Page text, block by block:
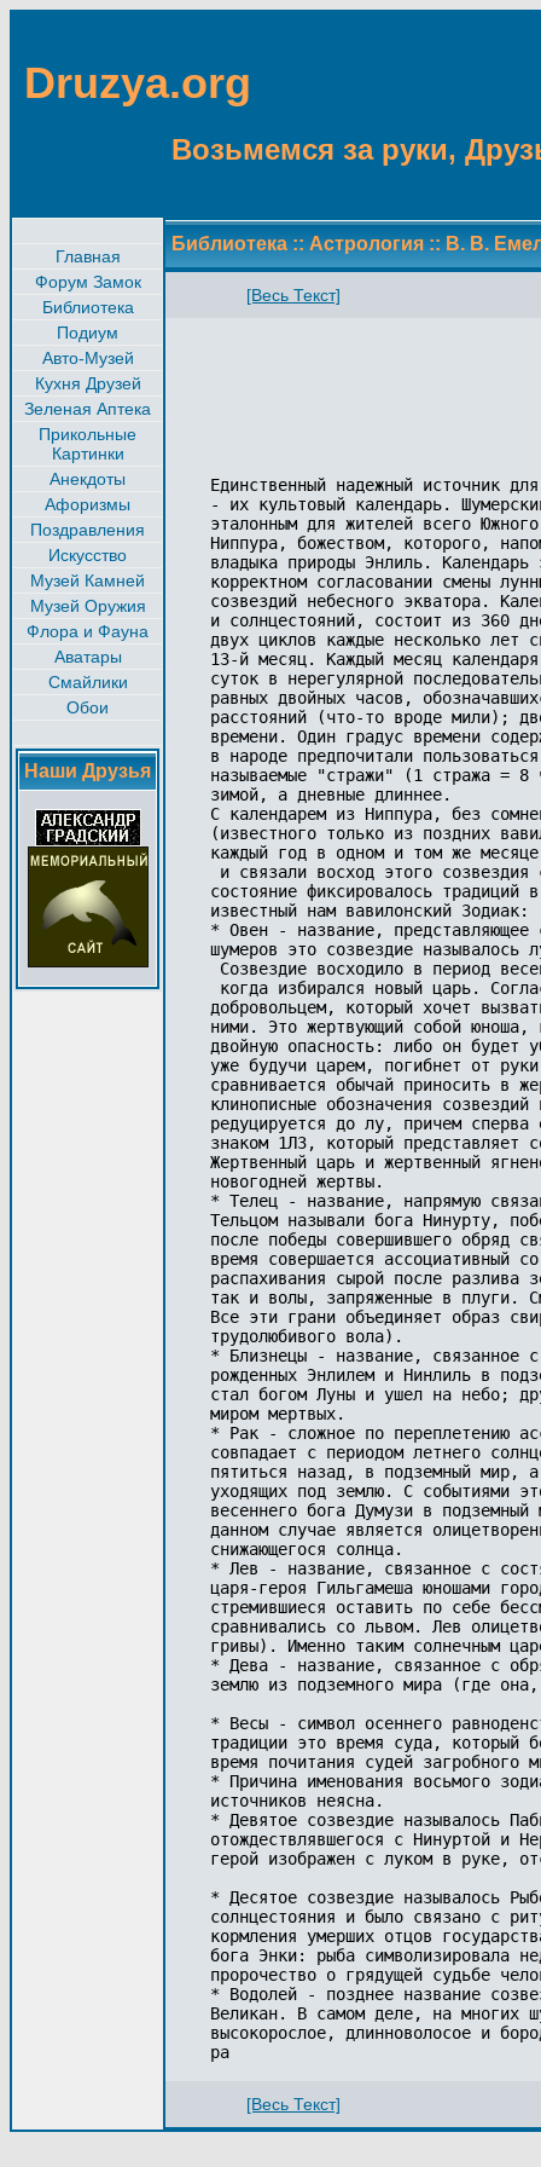
Druzya.org
Возьмемся за руки,
Главная
Форум Замок
Библиотека
Подиум
Авто-Музей
Кухня Друзей
Зеленая Аптека
Прикольные
Картинки
Анекдоты
Афоризмы
Поздравления
Искусство
Музей Камней
Музей Оружия
Флора и Фауна
Аватары
Смайлики
Обои
Наши Друзья
Библиотека :: Астрология :: В. В.
[Весь Текст]
Единственный надежный источник
- их культовый календарь.
эталонным для жителей всего
Ниппура, божеством, которого,
владыка природы Энлиль.
корректном согласовании смены
созвездий небесного экватора.
и солнцестояний, состоит из 360
двух циклов каждые несколько лет
13-й месяц. Каждый месяц
суток в нерегулярной
равных двойных часов,
расстояний (что-то вроде мили);
времени. Один градус времени
в народе предпочитали
называемые "стражи" (1 стража =
зимой, а дневные длиннее.
С календарем из Ниппура, без
(известного только из поздних
каждый год в одном и том же
и связали восход этого
состояние фиксировалось
известный нам вавилонский Зодиак:
* Овен - название,
шумеров это созвездие
Созвездие восходило в период
когда избирался новый царь.
добровольцем, который хочет
ними. Это жертвующий собой
двойную опасность: либо он будет
уже будучи царем, погибнет от
сравнивается обычай приносить в
клинописные обозначения
редуцируется до лу, причем
знаком 1ЛЗ, который представляет
Жертвенный царь и жертвенный
новогодней жертвы.
* Телец - название, напрямую
Тельцом называли бога Нинурту,
после победы совершившего обряд
время совершается ассоциативный
распахивания сырой после
так и волы, запряженные в плуги.
Все эти грани объединяет образ
трудолюбивого вола).
* Близнецы - название, связанное
рожденных Энлилем и Нинлиль в
стал богом Луны и ушел на небо;
миром мертвых.
* Рак - сложное по переплетению
совпадает с периодом летнего
пятиться назад, в подземный мир,
уходящих под землю. С событиями
весеннего бога Думузи в
данном случае является
снижающегося солнца.
* Лев - название, связанное с
царя-героя Гильгамеша юношами
стремившиеся оставить по себе
сравнивались со львом. Лев
гривы). Именно таким солнечным
* Дева - название, связанное с
землю из подземного мира (где
* Весы - символ осеннего
традиции это время суда, который
время почитания судей загробного
* Причина именования восьмого
источников неясна.
* Девятое созвездие называлось
отождествлявшегося с Нинуртой и
герой изображен с луком в руке,
* Десятое созвездие называлось
солнцестояния и было связано с
кормления умерших отцов
бога Энки: рыба символизировала
пророчество о грядущей судьбе
* Водолей - позднее название
Великан. В самом деле, на многих
высокорослое, длинноволосое и
ра
[Весь Текст]